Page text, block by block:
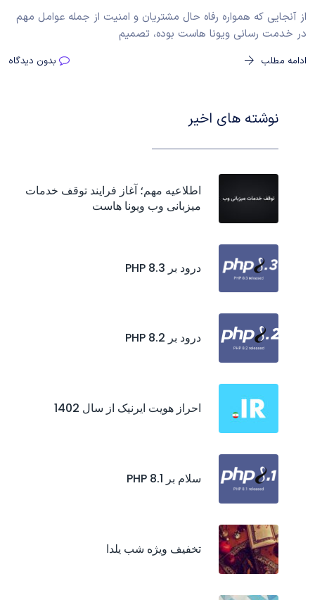
از آنجایی که همواره رفاه حال مشتریان و امنیت از جمله عوامل مهم
در خدمت رسانی ویونا هاست بوده، تصمیم
ادامه مطلب بدون دیدگاه
نوشته های اخیر
اطلاعیه مهم؛ آغاز فرایند توقف خدمات
میزبانی وب ویونا هاست
درود بر PHP 8.3
درود بر PHP 8.2
احراز هويت ايرنيک از سال 1402
سلام بر PHP 8.1
تخفیف ویژه شب یلدا